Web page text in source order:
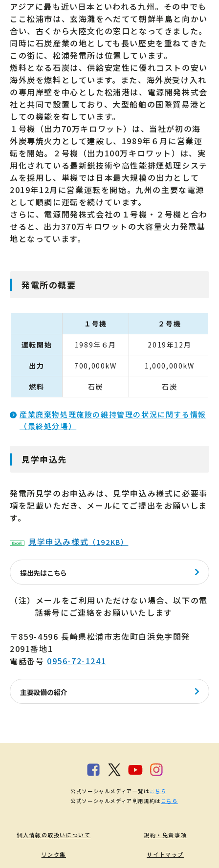
アジアに最も近い日本といわれる九州。その中でも
ここ松浦市は、玄海灘をへだてて朝鮮半島と向かい
合い、古くから大陸文化の窓口となってきました。
同時に石炭産業の地としても長い歴史を重ねてきた
この街に、松浦発電所は位置しています。
燃料となる石炭は、供給安定性に優れコストの安い
海外炭を燃料としています。また、海外炭受け入れ
の専用岸壁を中心とした松浦港は、電源開発株式会
社と共同で設置しており、大型船舶の国際貿易港と
しての機能を有しています。
１号機（出力70万キロワット）は、当社が初の海
外炭専焼火力として建設し、1989年６月に営業運
転を開始。２号機（出力100万キロワット）は、実
用化されている最新鋭技術や高性能排煙処理システ
ムを採用し、単機では日本最大規模の出力として
2019年12月に営業運転を開始。九州の主要な電源
として順調に運転を続けています。
さらに、電源開発株式会社の１号機・２号機と合わ
せると、出力370万キロワットの大容量火力発電基
地となっています。
発電所の概要
１号機 ２号機
運転開始 1989年６月 2019年12月
出力 700,000kW 1,000,000kW
燃料 石炭 石炭
産業廃棄物処理施設の維持管理の状況に関する情報
（最終処分場）
見学申込先
発電所見学のお申込みは、見学申込み様式に必要事
項を記載いただき、メールにてご提出をお願いしま
す。
見学申込み様式 （192KB）
提出先はこちら
（注）メールをご利用いただけない場合、以下の電
話番号にご連絡をお願いいたします
〒859-4596 長崎県松浦市志佐町白浜免字開発
2091番地1
電話番号 0956-72-1241
主要設備の紹介
個人情報の取扱いについて 規約・免責事項
リンク集 サイトマップ
公式ソーシャルメディア一覧は こちら
公式ソーシャルメディア利用規約は こちら